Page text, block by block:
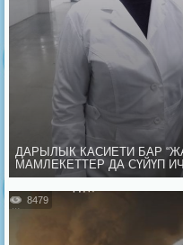
ДАРЫЛЫК КАСИЕТИ БАР
МАМЛЕКЕТТЕР ДА СҮЙҮП
8479